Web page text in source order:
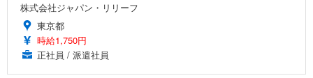
株式会社ジャパン・リリーフ
東京都
時給1,750円
正社員 / 派遣社員